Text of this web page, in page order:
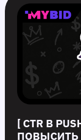
[ CTR В
ПОВЫСИТЬ